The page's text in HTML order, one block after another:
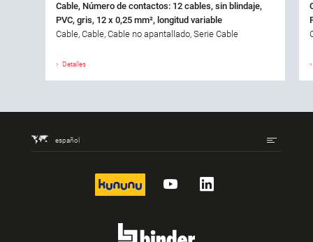
Cable, Número de contactos: 12 cables, sin blindaje,
PVC, gris, 12 x 0,25 mm², longitud variable
Cable, Cable, Cable no apantallado, Serie Cable
Detalles
español
kununu YouTubeLinkedIn